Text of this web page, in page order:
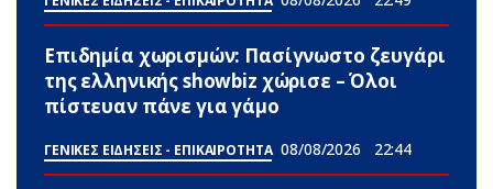
Επιδημία χωρισμών: Πασίγνωστο ζευγάρι
της ελληνικής showbiz χώρισε – Όλοι
πίστευαν πάνε για γάμο
ΓΕΝΙΚΕΣ ΕΙΔΗΣΕΙΣ - ΕΠΙΚΑΙΡΟΤΗΤΑ 08/08/2026 22:44